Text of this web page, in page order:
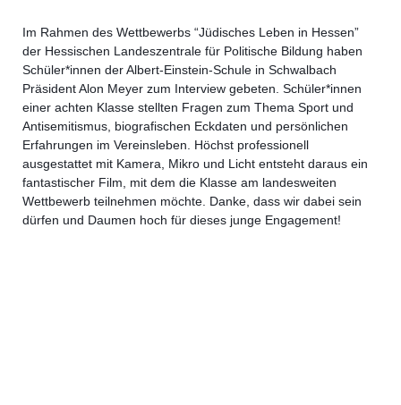
Im Rahmen des Wettbewerbs “Jüdisches Leben in Hessen”
der Hessischen Landeszentrale für Politische Bildung haben
Schüler*innen der Albert-Einstein-Schule in Schwalbach
Präsident Alon Meyer zum Interview gebeten. Schüler*innen
einer achten Klasse stellten Fragen zum Thema Sport und
Antisemitismus, biografischen Eckdaten und persönlichen
Erfahrungen im Vereinsleben. Höchst professionell
ausgestattet mit Kamera, Mikro und Licht entsteht daraus ein
fantastischer Film, mit dem die Klasse am landesweiten
Wettbewerb teilnehmen möchte. Danke, dass wir dabei sein
dürfen und Daumen hoch für dieses junge Engagement!